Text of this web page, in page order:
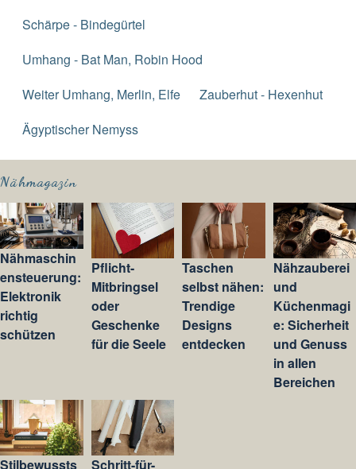
Schärpe - Bindegürtel
Umhang - Bat Man, Robin Hood
Weiter Umhang, Merlin, Elfe
Zauberhut - Hexenhut
Ägyptischer Nemyss
Nähmagazin
Nähmaschin
ensteuerung:
Elektronik
richtig
schützen
Pflicht-
Mitbringsel
oder
Geschenke
für die Seele
Taschen
selbst nähen:
Trendige
Designs
entdecken
Nähzauberei
und
Küchenmagi
e: Sicherheit
und Genuss
in allen
Bereichen
Stilbewussts Schritt-für-